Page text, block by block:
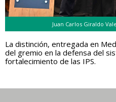
Juan Carlos Giraldo
La distinción, entregada en
del gremio en la defensa del
fortalecimiento de las IPS.